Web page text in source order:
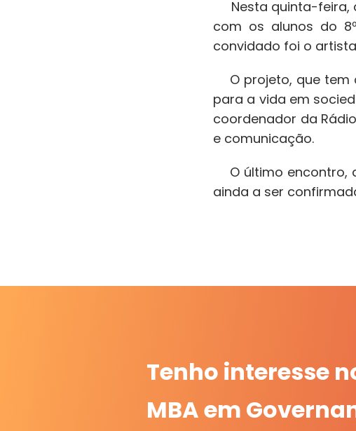
Nesta quinta-feira,
com os alunos do
convidado foi o
O projeto, que tem
para a vida em
coordenador da
e comunicação.
O último encontro,
ainda a ser
Tenho interesse
MBA em